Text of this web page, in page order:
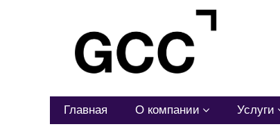
Главная О компании Услуги